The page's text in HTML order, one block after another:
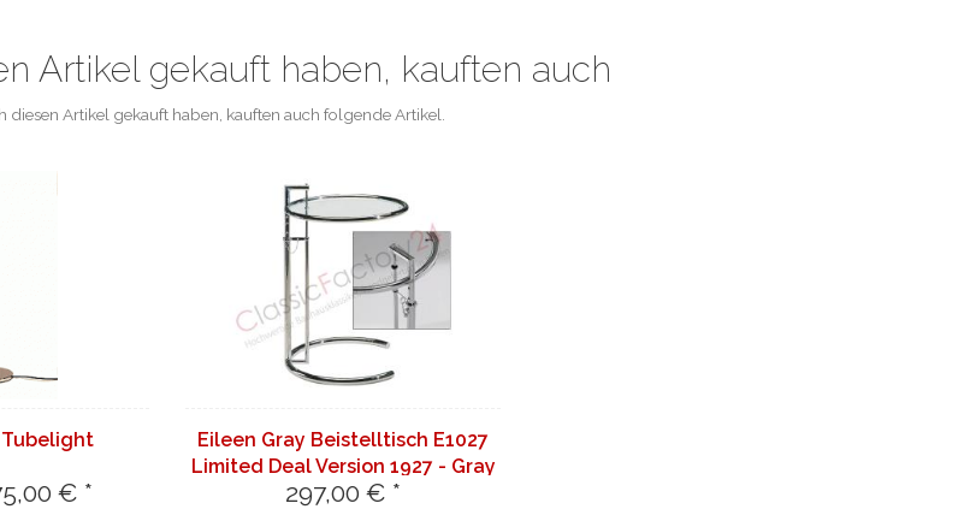
Artikel gekauft haben, kauften auch
diesen Artikel gekauft haben, kauften auch folgende Artikel.
Tubelight
€ *
Eileen Gray Beistelltisch E1027
Limited Deal Version 1927 - Gray
Origin
297,00 € *